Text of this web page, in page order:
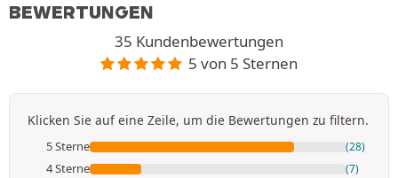
BEWERTUNGEN
35 Kundenbewertungen
5 von 5 Sternen
Klicken Sie auf eine Zeile, um die Bewertungen zu filtern.
5 Sterne (28)
4 Sterne (7)